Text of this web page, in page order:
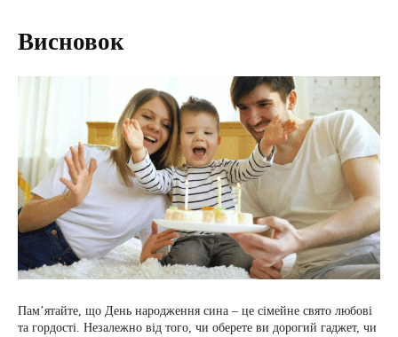
Висновок
Пам’ятайте, що День народження сина – це сімейне свято любові
та гордості. Незалежно від того, чи оберете ви дорогий гаджет, чи